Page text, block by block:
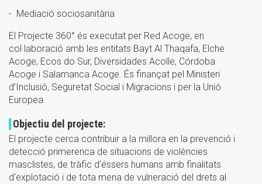
- Mediació sociosanitària
El Projecte 360° és executat per Red Acoge, en
col·laboració amb les entitats Bayt Al Thaqafa, Elche
Acoge, Ecos do Sur, Diversidades Acolle, Córdoba
Acoge i Salamanca Acoge. És finançat pel Ministeri
d’Inclusió, Seguretat Social i Migracions i per la Unió
Europea.
Objectiu del projecte:
El projecte cerca contribuir a la millora en la prevenció i
detecció primerenca de situacions de violències
masclistes, de tràfic d'éssers humans amb finalitats
d'explotació i de tota mena de vulneració del drets al